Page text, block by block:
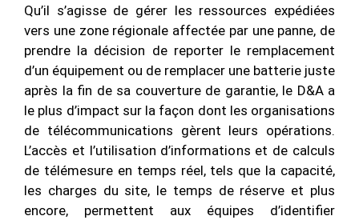
Qu’il s’agisse de gérer les ressources expédiées
vers une zone régionale affectée par une panne, de
prendre la décision de reporter le remplacement
d’un équipement ou de remplacer une batterie juste
après la fin de sa couverture de garantie, le D&A a
le plus d’impact sur la façon dont les organisations
de télécommunications gèrent leurs opérations.
L’accès et l’utilisation d’informations et de calculs
de télémesure en temps réel, tels que la capacité,
les charges du site, le temps de réserve et plus
encore, permettent aux équipes d’identifier